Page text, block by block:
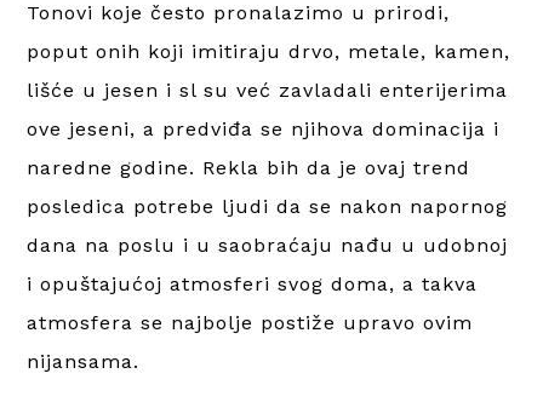
Tonovi koje često pronalazimo u prirodi,
poput onih koji imitiraju drvo, metale, kamen,
lišće u jesen i sl su već zavladali enterijerima
ove jeseni, a predviđa se njihova dominacija i
naredne godine. Rekla bih da je ovaj trend
posledica potrebe ljudi da se nakon napornog
dana na poslu i u saobraćaju nađu u udobnoj
i opuštajućoj atmosferi svog doma, a takva
atmosfera se najbolje postiže upravo ovim
nijansama.